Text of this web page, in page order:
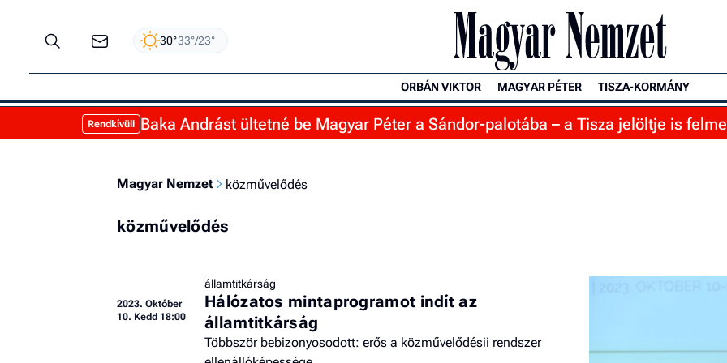
30°33°/23°
ORBÁN VIKTOR MAGYAR PÉTER TISZA-KORMÁNY
Rendkívüli Baka Andrást ültetné be Magyar Péter a Sándor-palotába – a Tisza jelöltje is
Magyar Nemzet közművelődés
közművelődés
2023. Október
10. Kedd 18:00
államtitkárság
Hálózatos mintaprogramot indít az
államtitkárság
Többször bebizonyosodott: erős a közművelődésii rendszer